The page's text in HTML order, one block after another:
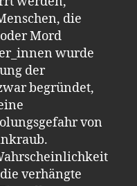
die
Mord
wurde
der
begründet,
von
verhängte